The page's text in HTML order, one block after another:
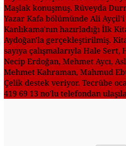
Maşlak konuşmuş. Rüveyda
Yazar Kafa bölümünde Ali
Kanlıkama'nın hazırladığı İlk
Aydoğan'la gerçekleştirilmiş.
sayıya çalışmalarıyla Hale Sert,
Necip Erdoğan, Mehmet Aycı,
Mehmet Kahraman, Mahmud
Çelik destek veriyor. Tecrübe
419 69 13 no'lu telefondan